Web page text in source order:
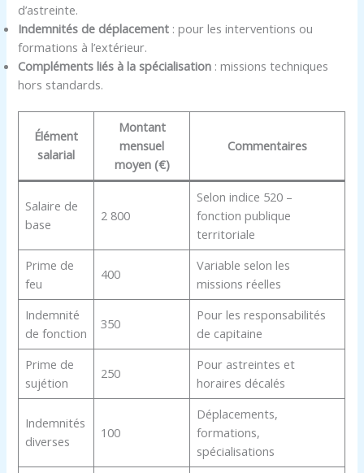
d’astreinte.
Indemnités de déplacement : pour les interventions ou
formations à l’extérieur.
Compléments liés à la spécialisation : missions techniques
hors standards.
Élément
salarial
Montant
mensuel
moyen (€)
Commentaires
Salaire de
base
2 800
Selon indice 520 –
fonction publique
territoriale
Prime de
feu
400
Variable selon les
missions réelles
Indemnité
de fonction
350
Pour les responsabilités
de capitaine
Prime de
sujétion
250
Pour astreintes et
horaires décalés
Indemnités
diverses
100
Déplacements,
formations,
spécialisations